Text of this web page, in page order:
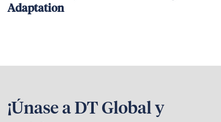
Adaptation
¡Únase a DT Global y